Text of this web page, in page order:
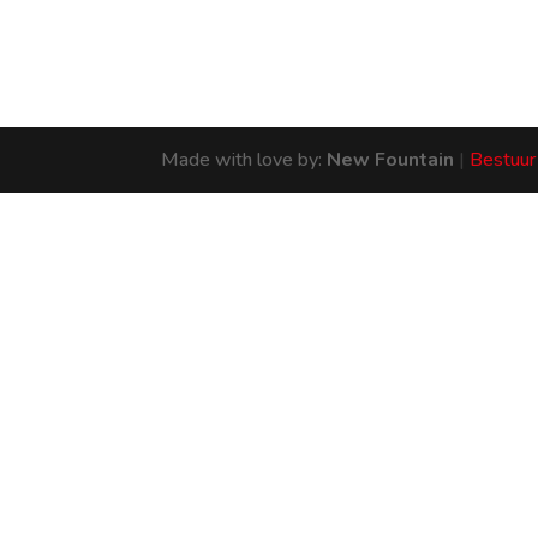
Made with love by: New Fountain |